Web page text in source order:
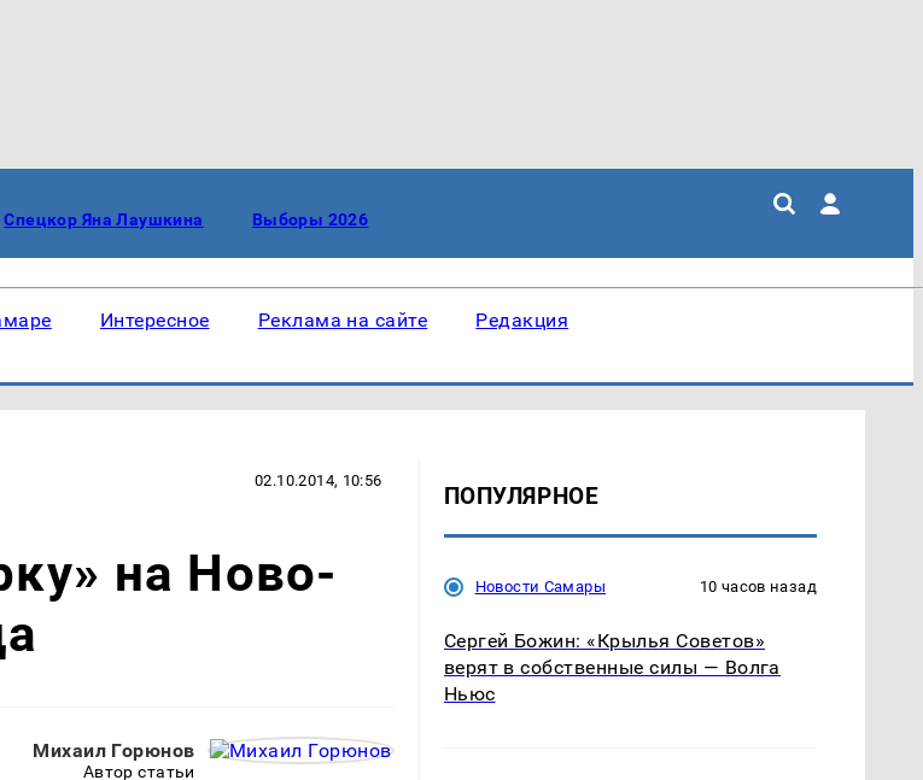
Спецкор Яна Лаушкина Выборы 2026
Интересное Реклама на сайте Редакция
02.10.2014, 10:56
на Ново-
Михаил Горюнов
Автор статьи
ПОПУЛЯРНОЕ
Новости Самары 10 часов назад
Сергей Божин: «Крылья Советов»
верят в собственные силы — Волга
Ньюс